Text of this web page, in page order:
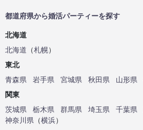
都道府県から婚活パーティーを探す
北海道
北海道 （札幌）
東北
青森県
岩手県 宮城県 秋田県 山形県
関東
茨城県
栃木県 群馬県 埼玉県 千葉県
神奈川県 （横浜）